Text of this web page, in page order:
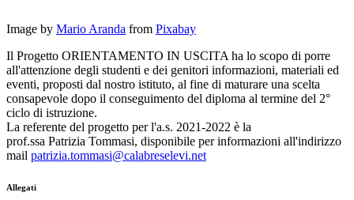
Image by Mario Aranda from Pixabay
Il Progetto ORIENTAMENTO IN USCITA ha lo scopo di porre
all'attenzione degli studenti e dei genitori informazioni, materiali ed
eventi, proposti dal nostro istituto, al fine di maturare una scelta
consapevole dopo il conseguimento del diploma al termine del 2°
ciclo di istruzione.
La referente del progetto per l'a.s. 2021-2022 è la
prof.ssa Patrizia Tommasi, disponibile per informazioni all'indirizzo
mail patrizia.tommasi@calabreselevi.net
Allegati